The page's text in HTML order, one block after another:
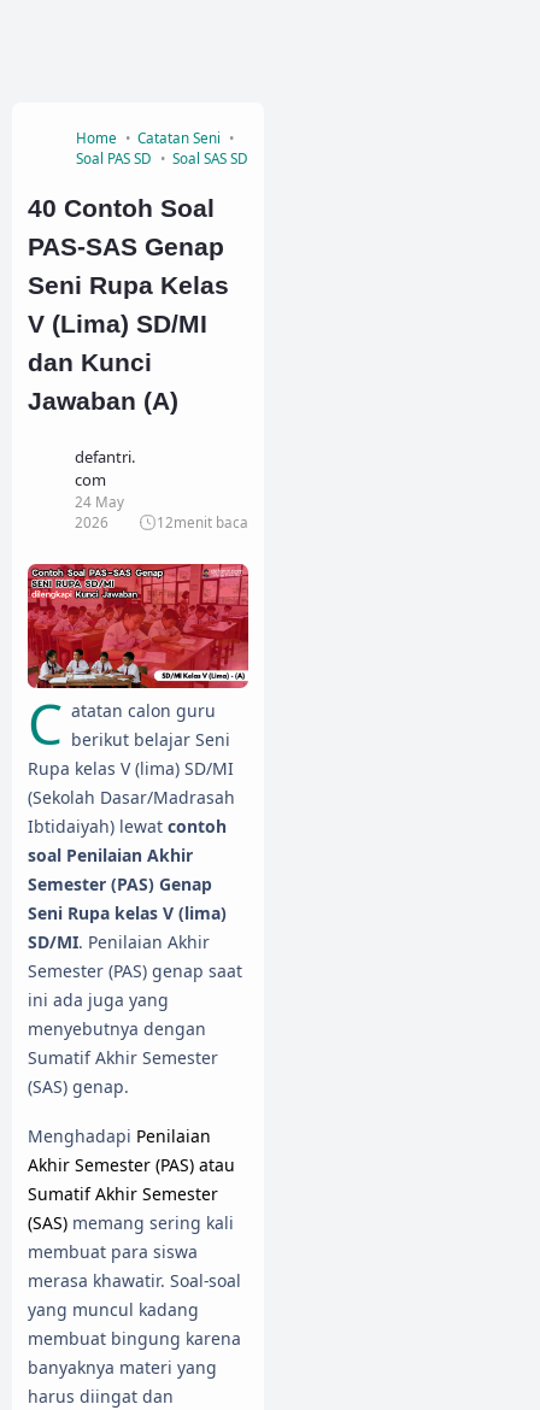
Home
Catatan Seni
Soal PAS SD
Soal SAS SD
40 Contoh Soal
PAS-SAS Genap
Seni Rupa Kelas
V (Lima) SD/MI
dan Kunci
Jawaban (A)
defantri.
com
24 May
2026
12menit baca
C atatan calon guru
berikut belajar Seni
Rupa kelas V (lima) SD/MI
(Sekolah Dasar/Madrasah
Ibtidaiyah) lewat contoh
soal Penilaian Akhir
Semester (PAS) Genap
Seni Rupa kelas V (lima)
SD/MI. Penilaian Akhir
Semester (PAS) genap saat
ini ada juga yang
menyebutnya dengan
Sumatif Akhir Semester
(SAS) genap.
Menghadapi Penilaian
Akhir Semester (PAS) atau
Sumatif Akhir Semester
(SAS) memang sering kali
membuat para siswa
merasa khawatir. Soal-soal
yang muncul kadang
membuat bingung karena
banyaknya materi yang
harus diingat dan